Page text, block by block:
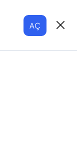
AÇ